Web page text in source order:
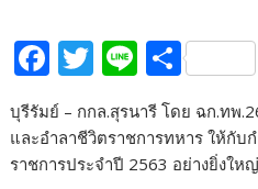
F
ac
e
b
T
itt
er
Li
n
e
S
ar
e
บุรีรัมย์ – กกล.สุรนารี โดย ฉก.ทพ
และอำลาชีวิตราชการทหาร ให้กั
ราชการประจำปี 2563 อย่างยิ่งใหญ่